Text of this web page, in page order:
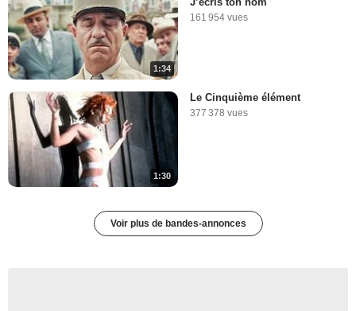
1:34
161 954 vues
1:30
Le Cinquième élément
377 378 vues
Voir plus de bandes-annonces